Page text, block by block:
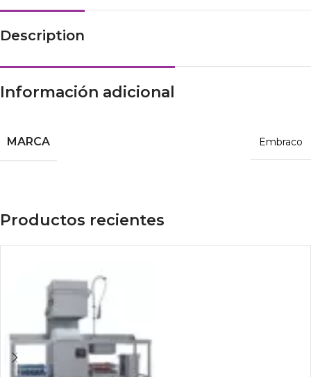
Description
Información adicional
MARCA Embraco
Productos recientes